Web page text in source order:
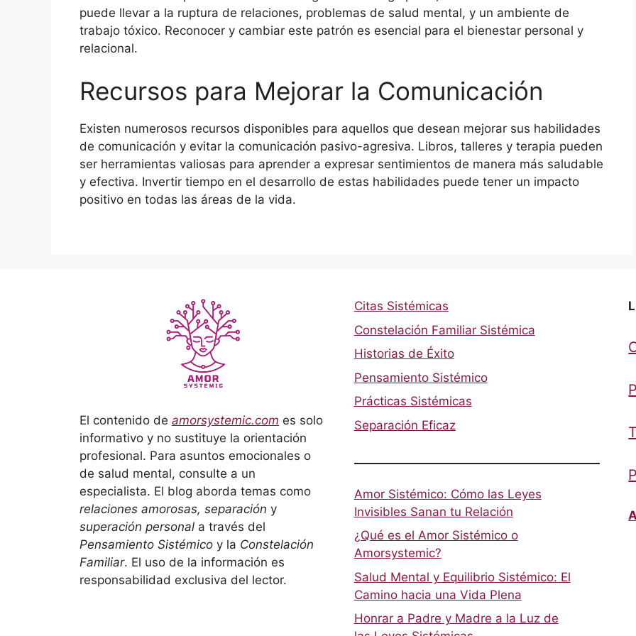
puede llevar a la ruptura de relaciones, problemas de salud mental, y un ambiente de
trabajo tóxico. Reconocer y cambiar este patrón es esencial para el bienestar personal y
relacional.
Recursos para Mejorar la Comunicación
Existen numerosos recursos disponibles para aquellos que desean mejorar sus habilidades
de comunicación y evitar la comunicación pasivo-agresiva. Libros, talleres y terapia pueden
ser herramientas valiosas para aprender a expresar sentimientos de manera más saludable
y efectiva. Invertir tiempo en el desarrollo de estas habilidades puede tener un impacto
positivo en todas las áreas de la vida.
El contenido de amorsystemic.com es solo
informativo y no sustituye la orientación
profesional. Para asuntos emocionales o
de salud mental, consulte a un
especialista. El blog aborda temas como
relaciones amorosas, separación y
superación personal a través del
Pensamiento Sistémico y la Constelación
Familiar. El uso de la información es
responsabilidad exclusiva del lector.
Citas Sistémicas
Constelación Familiar Sistémica
Historias de Éxito
Pensamiento Sistémico
Prácticas Sistémicas
Separación Eficaz
Amor Sistémico: Cómo las Leyes
Invisibles Sanan tu Relación
¿Qué es el Amor Sistémico o
Amorsystemic?
Salud Mental y Equilibrio Sistémico: El
Camino hacia una Vida Plena
Honrar a Padre y Madre a la Luz de